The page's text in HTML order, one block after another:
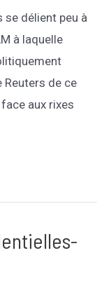
se délient peu à
à laquelle
Reuters de ce
aux rixes